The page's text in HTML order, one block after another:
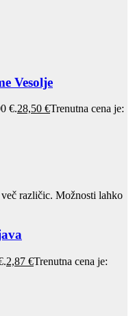
Vesolje
€.28,50 €Trenutna cena je:
različic. Možnosti lahko
2,87 €Trenutna cena je: